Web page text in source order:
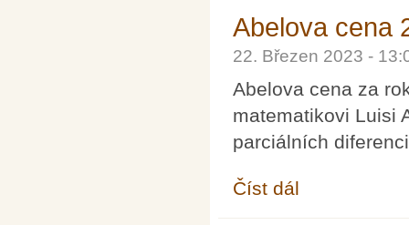
Abelova cena
22. Březen 2023 -
Abelova cena za
matematikovi Luisi
parciálních
Číst dál